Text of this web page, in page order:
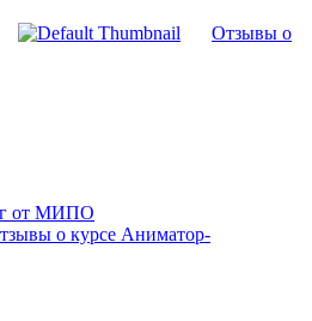
Отзывы о
от МИПО
о курсе Аниматор-